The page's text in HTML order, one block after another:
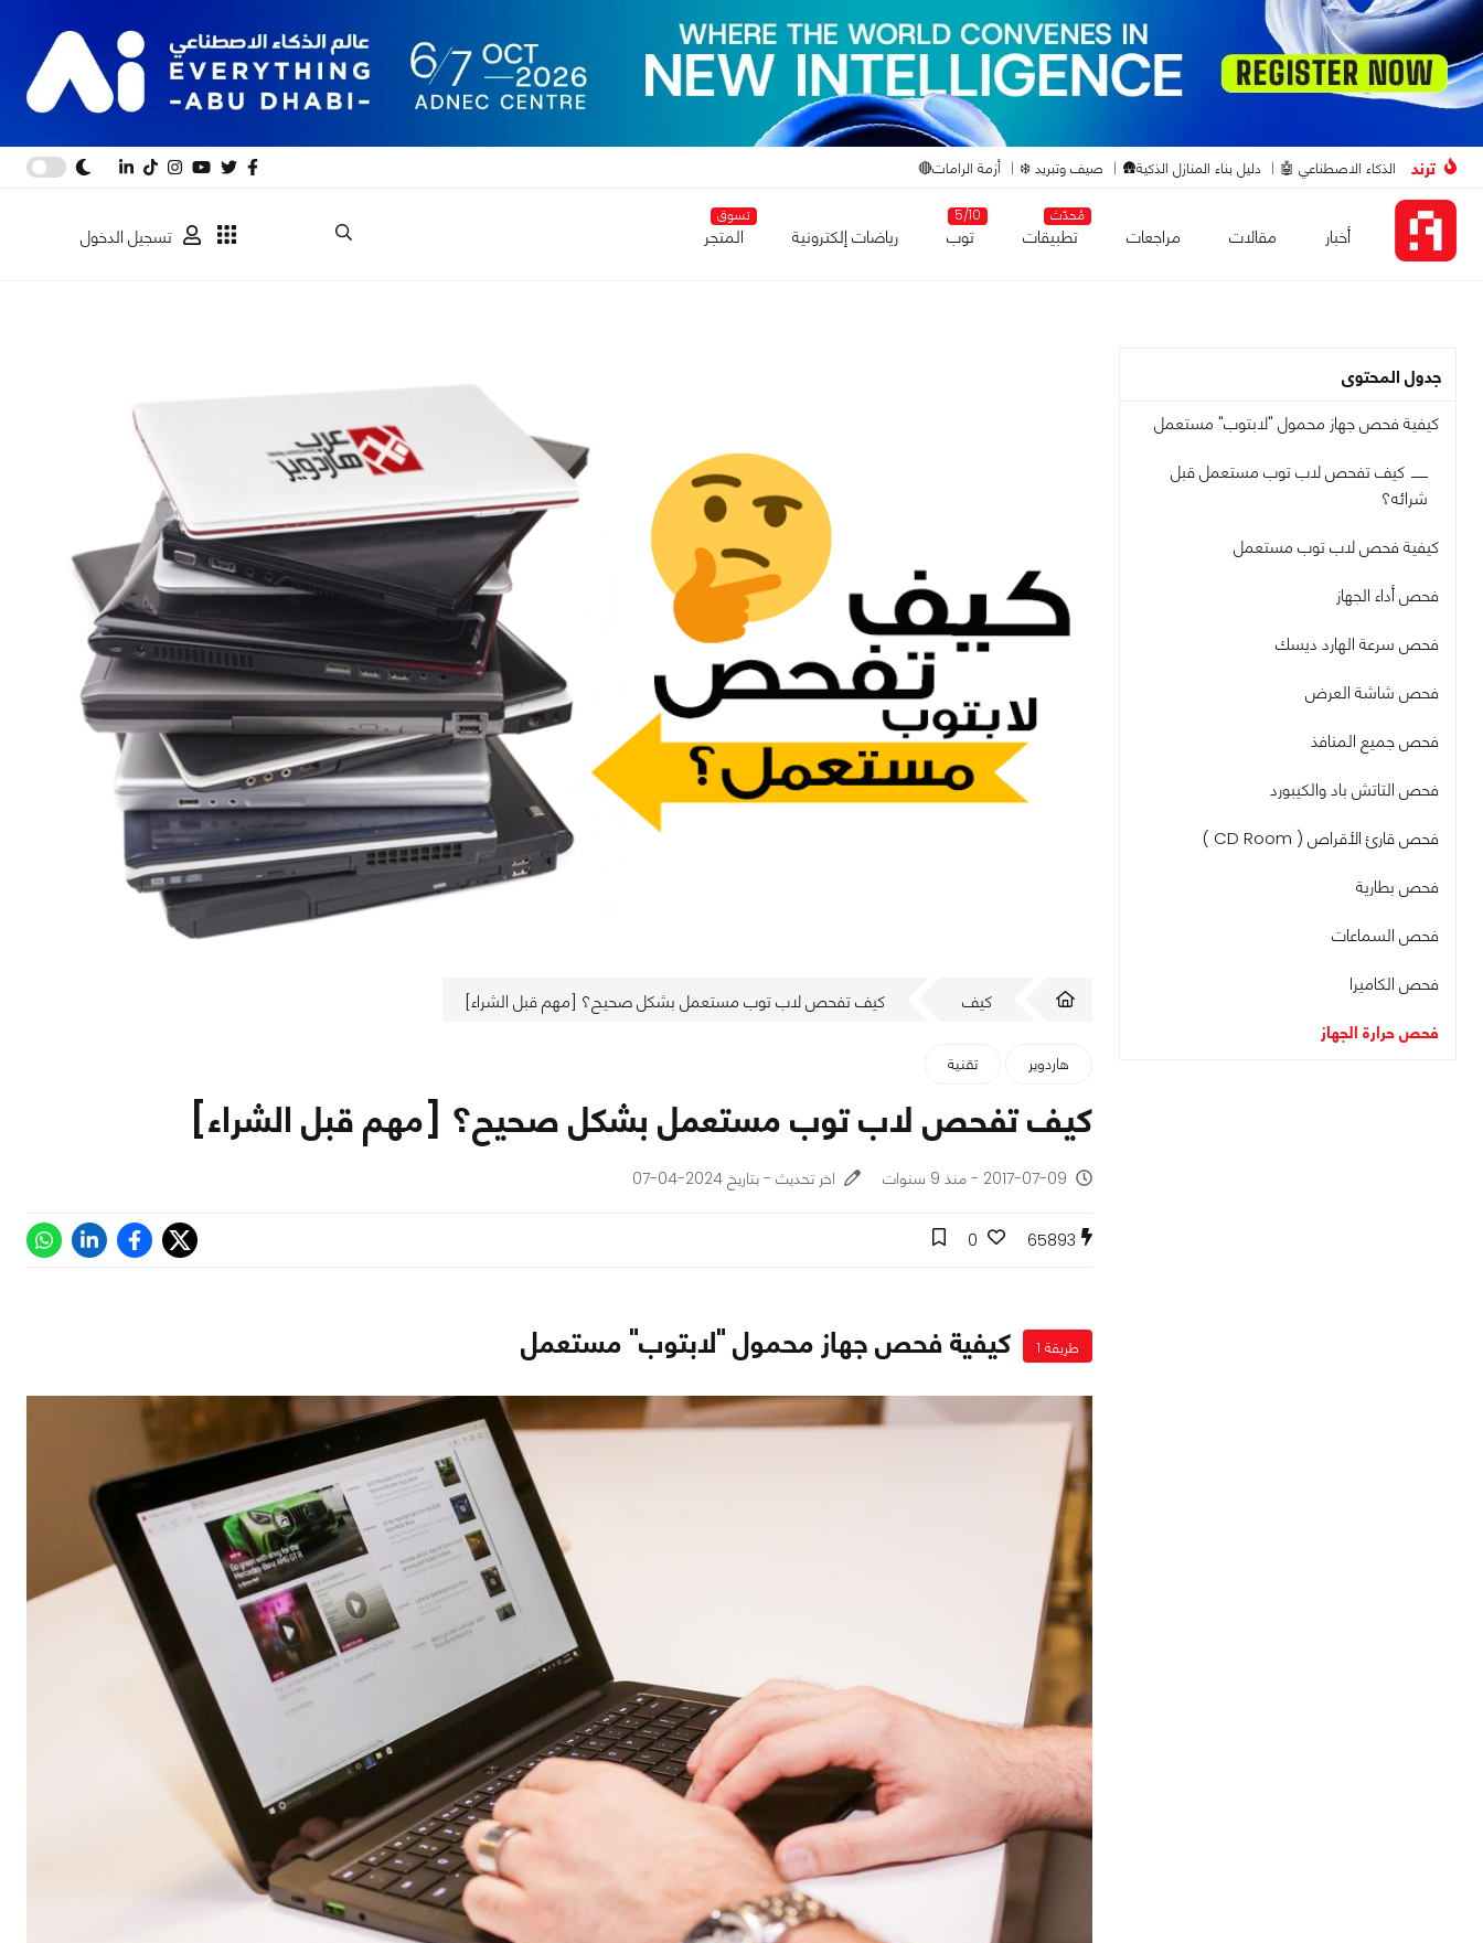
ترند الذكاء الاصطناعي 🤖 دليل بناء المنازل الذكية🛖 صيف وتبريد ❄️ أزمة الرامات🔴
أخبار مقالات مراجعات
مُحدّث
تطبيقات
5/10
توب رياضات إلكترونية
تسوق
المتجر تسجيل الدخول
جدول المحتوى
كيفية فحص جهاز محمول "لابتوب" مستعمل
كيف تفحص لاب توب مستعمل قبل
شرائه؟
كيفية فحص لاب توب مستعمل
فحص أداء الجهاز
فحص سرعة الهارد ديسك
فحص شاشة العرض
فحص جميع المنافذ
فحص التاتش باد والكيبورد
فحص قارئ الأقراص ( CD Room )
فحص بطارية
فحص السماعات
فحص الكاميرا
فحص حرارة الجهاز
كيف كيف تفحص لاب توب مستعمل بشكل صحيح؟ [مهم قبل الشراء]
هاردوير تقنية
كيف تفحص لاب توب مستعمل بشكل صحيح؟ [مهم قبل الشراء]
2017-07-09 - منذ 9 سنوات اخر تحديث - بتاريخ 2024-04-07
65893
0
طريقة 1 كيفية فحص جهاز محمول "لابتوب" مستعمل